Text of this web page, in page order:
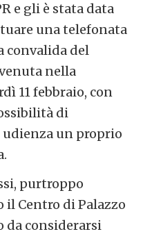
e gli è stata data
una telefonata
convalida del
nella
11 febbraio, con
di
un proprio
purtroppo
il Centro di Palazzo
da considerarsi